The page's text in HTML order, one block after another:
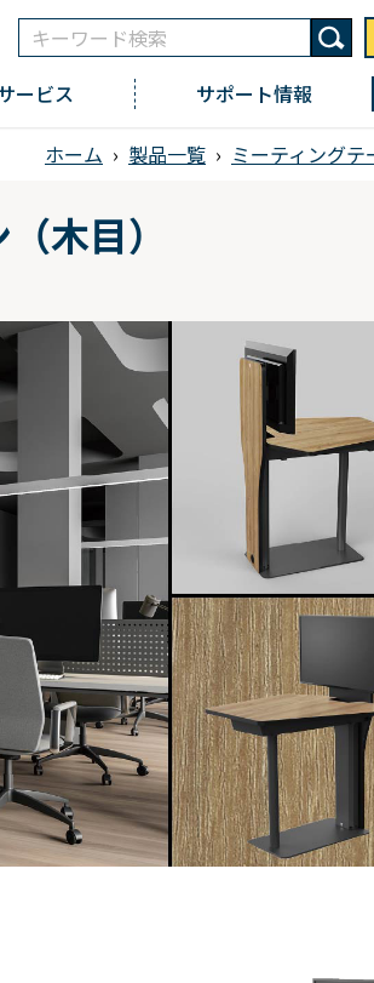
ービス サポート情報
ホーム › 製品一覧 › ミーティングテ
木目）